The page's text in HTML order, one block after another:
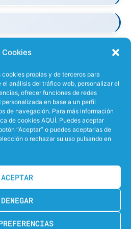
Cookies
propias y de terceros para
análisis del tráfico web, personalizar el
ofrecer funciones de redes
en base a un perfil
de navegación. Para más información
de cookies AQUÍ. Puedes aceptar
“Aceptar” o puedes aceptarlas de
o rechazar su uso pulsando en
ACEPTAR
DENEGAR
C